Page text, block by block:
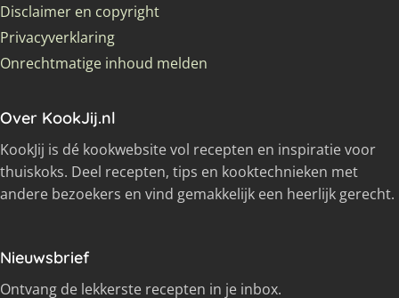
Disclaimer en copyright
Privacyverklaring
Onrechtmatige inhoud melden
Over KookJij.nl
KookJij is dé kookwebsite vol recepten en inspiratie voor
thuiskoks. Deel recepten, tips en kooktechnieken met
andere bezoekers en vind gemakkelijk een heerlijk gerecht.
Nieuwsbrief
Ontvang de lekkerste recepten in je inbox.